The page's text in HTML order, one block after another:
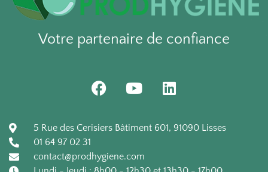
Votre partenaire de confiance
F
a
e
o
Y
o
t
b
L
i
k
5 Rue des Cerisiers Bâtiment 601, 91090 Lisses
01 64 97 02 31
contact@prodhygiene.com